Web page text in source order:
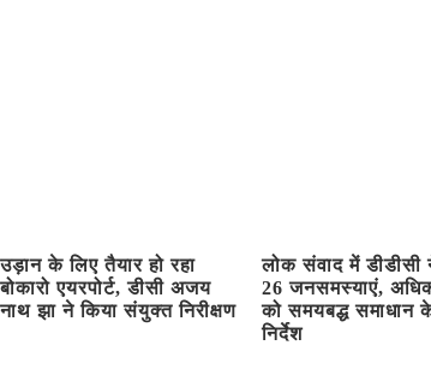
उड़ान के लिए तैयार हो रहा
बोकारो एयरपोर्ट, डीसी अजय
नाथ झा ने किया संयुक्त निरीक्षण
लोक संवाद में डीडीसी
26 जनसमस्याएं,
को समयबद्ध समाधान
निर्देश